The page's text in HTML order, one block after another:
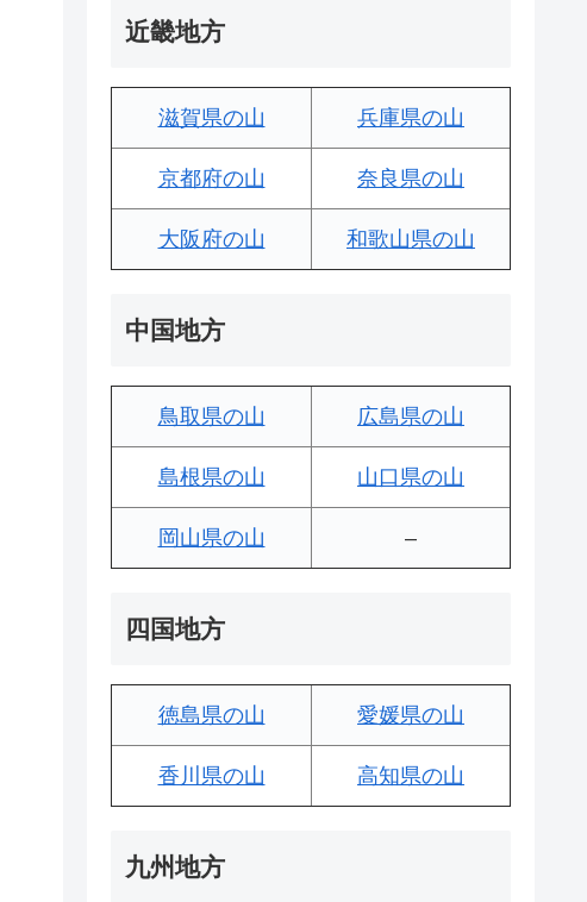
近畿地方
滋賀県の山 兵庫県の山
京都府の山 奈良県の山
大阪府の山 和歌山県の山
中国地方
鳥取県の山 広島県の山
島根県の山 山口県の山
岡山県の山 –
四国地方
徳島県の山 愛媛県の山
香川県の山 高知県の山
九州地方